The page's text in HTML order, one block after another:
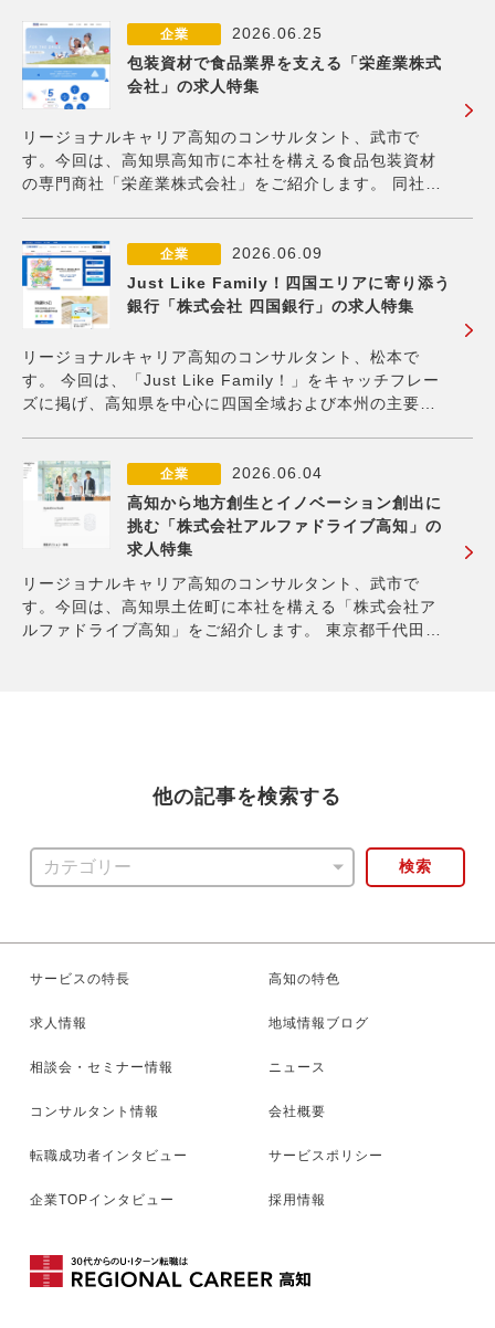
て2023年に設立されました。グループ内で培ってき
企業
2026.06.25
包装資材で食品業界を支える「栄産業株式
会社」の求人特集
リージョナルキャリア高知のコンサルタント、武市で
す。今回は、高知県高知市に本社を構える食品包装資材
の専門商社「栄産業株式会社」をご紹介します。 同社
に不可欠な製品を幅広く取り扱い、顧客の多様なニーズ
に
企業
2026.06.09
Just Like Family！四国エリアに寄り添う
銀行「株式会社 四国銀行」の求人特集
リージョナルキャリア高知のコンサルタント、松本で
す。 今回は、「Just Like Family！」をキャッチフレー
ズに掲げ、高知県を中心に四国全域および本州の主要都
は国立銀行として37番目に出願
企業
2026.06.04
高知から地方創生とイノベーション創出に
挑む「株式会社アルファドライブ高知」の
求人特集
リージョナルキャリア高知のコンサルタント、武市で
す。今回は、高知県土佐町に本社を構える「株式会社ア
ルファドライブ高知」をご紹介します。 東京都千代田区
他の記事を検索する
検索
サービスの特長
求人情報
相談会・セミナー情報
コンサルタント情報
転職成功者インタビュー
企業TOPインタビュー
高知の特色
地域情報ブログ
ニュース
会社概要
サービスポリシー
採用情報